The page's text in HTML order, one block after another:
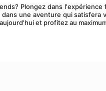
une aventure qui
et profitez au